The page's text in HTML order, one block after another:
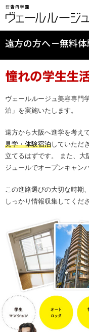
遠方の方へ－無料
ヴェールルージュ美容専門
泊」を実施いたします。
遠方から大阪へ進学を考え
見学・体験宿泊していただ
立てるはずです。 また、大
ジュールでオープンキャン
この進路選びの大切な時期
しっかり情報収集してくださ